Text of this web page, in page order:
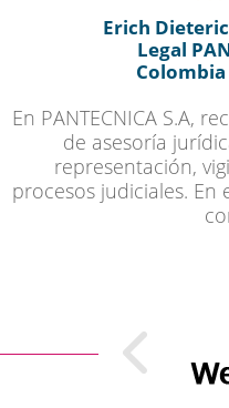
Erich
Legal
Colombia
En PANTECNICA S.A,
de asesoría
representación,
procesos judiciales.